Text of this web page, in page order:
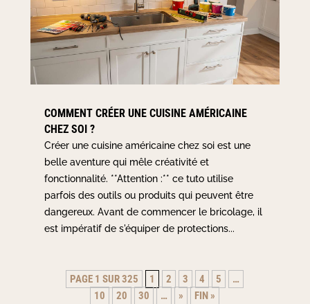
COMMENT CRÉER UNE CUISINE AMÉRICAINE
CHEZ SOI ?
Créer une cuisine américaine chez soi est une
belle aventure qui mêle créativité et
fonctionnalité. **Attention :** ce tuto utilise
parfois des outils ou produits qui peuvent être
dangereux. Avant de commencer le bricolage, il
est impératif de s'équiper de protections...
PAGE 1 SUR 325 1 2 3 4 5
…
10
20 30 … » FIN »